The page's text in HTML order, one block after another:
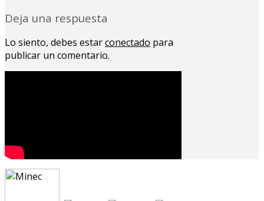
Deja una respuesta
Lo siento, debes estarconectado para
publicar un comentario.